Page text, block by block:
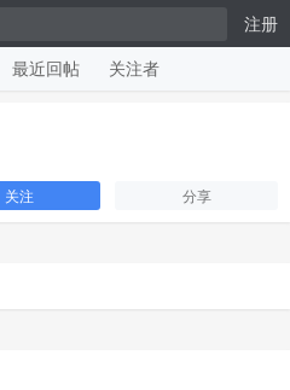
注册
最近回帖 关注者
关注 分享